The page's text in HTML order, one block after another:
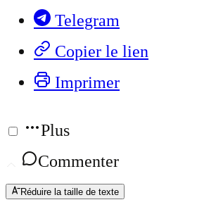
Telegram
Copier le lien
Imprimer
Plus
Commenter
Réduire la taille de texte